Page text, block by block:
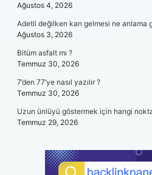
Ağustos 4, 2026
Adetli değilken kan gelmesi ne anlama
Ağustos 3, 2026
Bitüm asfalt mı ?
Temmuz 30, 2026
7’den 77’ye nasıl yazılır ?
Temmuz 30, 2026
Uzun ünlüyü göstermek için hangi
Temmuz 29, 2026